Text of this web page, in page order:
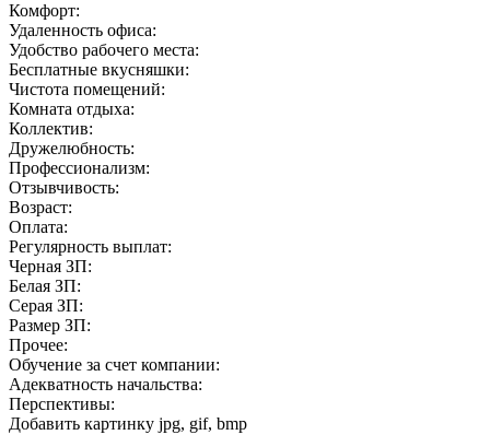
Комфорт:
Удаленность офиса:
Удобство рабочего места:
Бесплатные вкусняшки:
Чистота помещений:
Комната отдыха:
Коллектив:
Дружелюбность:
Профессионализм:
Отзывчивость:
Возраст:
Оплата:
Регулярность выплат:
Черная ЗП:
Белая ЗП:
Серая ЗП:
Размер ЗП:
Прочее:
Обучение за счет компании:
Адекватность начальства:
Перспективы:
Добавить картинку jpg, gif, bmp